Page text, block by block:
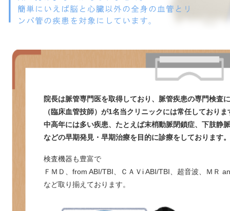
院長は脈管専門医を取得しており、脈管疾患の専門検査
（臨床血管技師）が1名当クリニックには常任しておりま
中高年には多い疾患、たとえば末梢動脈閉鎖症、下肢静
などの早期発見・早期治療を目的に診療をしております。
検査機器も豊富で
ＦＭＤ、from ABI/TBI、ＣＡＶi ABI/TBI、超音波、ＭＲ
など取り揃えております。